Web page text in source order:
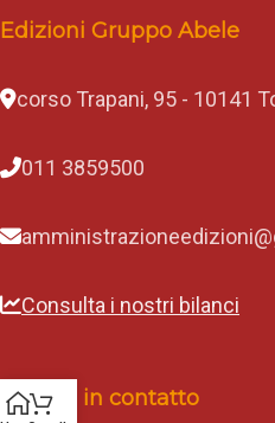
Edizioni Gruppo Abele
corso Trapani, 95 - 10141
011 3859500
Consulta i nostri bilanci
Rimani in contatto